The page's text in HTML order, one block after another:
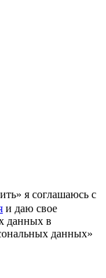
я соглашаюсь с
и даю свое
данных в
данных»